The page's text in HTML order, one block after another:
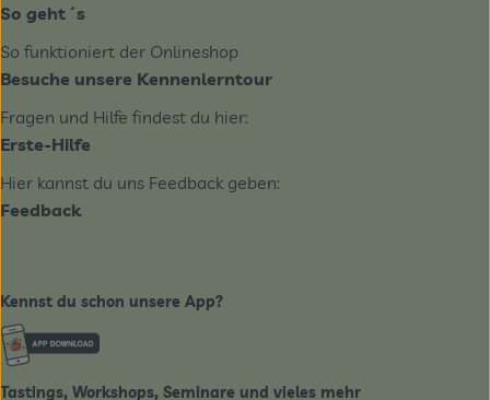
So geht´s
So funktioniert der Onlineshop
Besuche unsere Kennenlerntour
Fragen und Hilfe findest du hier:
Erste-Hilfe
Hier kannst du uns Feedback geben:
Feedback
Kennst du schon unsere App?
Externer Link zu https://www.biobote-
Tastings, Workshops, Seminare und vieles mehr